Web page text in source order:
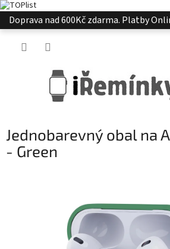
Přejít
na
Doprava nad 600Kč zdarma. Platby
Jednobarevný obal na
- Green